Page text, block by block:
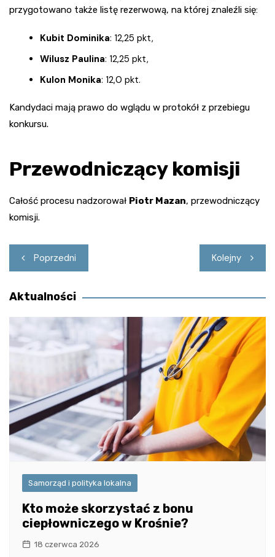
przygotowano także listę rezerwową, na której znaleźli się:
Kubit Dominika: 12,25 pkt,
Wilusz Paulina: 12,25 pkt,
Kulon Monika: 12,0 pkt.
Kandydaci mają prawo do wglądu w protokół z przebiegu
konkursu.
Przewodniczący komisji
Całość procesu nadzorował Piotr Mazan, przewodniczący
komisji.
Nawigacja
wpisu
Poprzedni Kolejny
Aktualności
Samorząd i polityka lokalna
Kto może skorzystać z bonu
ciepłowniczego w Krośnie?
18 czerwca 2026